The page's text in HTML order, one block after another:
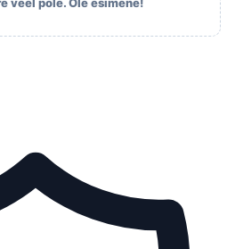
veel pole. Ole esimene!